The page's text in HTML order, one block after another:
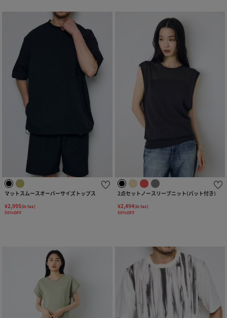
マットスムースオーバーサイズトップス
¥2,995(in tax)
50%OFF
2点セットノースリーブニット(パット付き)
¥2,494(in tax)
50%OFF